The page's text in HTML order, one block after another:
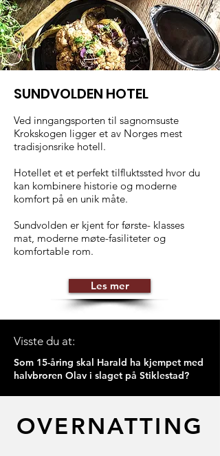
SUNDVOLDEN HOTEL
Ved inngangsporten til sagnomsuste
Krokskogen ligger et av Norges mest
tradisjonsrike hotell.
Hotellet et et perfekt tilfluktssted hvor du
kan kombinere historie og moderne
komfort på en unik måte.
Sundvolden er kjent for første- klasses
mat, moderne møte-fasiliteter og
komfortable rom.
Les mer
Visste du at:
Som 15-åring skal Harald ha kjempet med
halvbroren Olav i slaget på Stiklestad?
OVERNATTING